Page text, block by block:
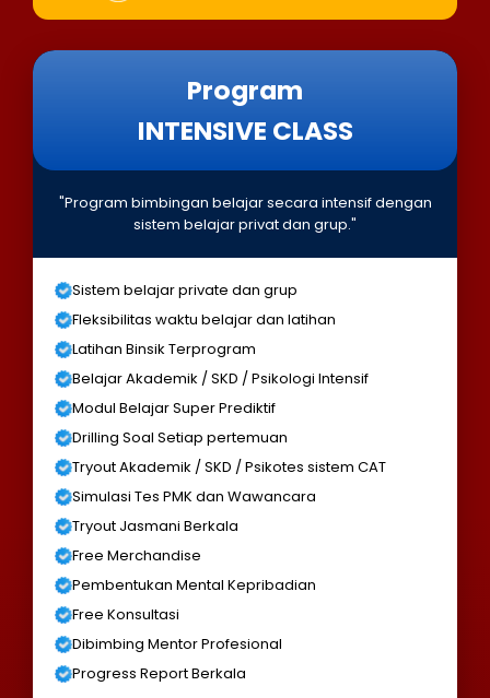
Program
INTENSIVE CLASS
"Program bimbingan belajar secara intensif dengan
sistem belajar privat dan grup."
Sistem belajar private dan grup
Fleksibilitas waktu belajar dan latihan
Latihan Binsik Terprogram
Belajar Akademik / SKD / Psikologi Intensif
Modul Belajar Super Prediktif
Drilling Soal Setiap pertemuan
Tryout Akademik / SKD / Psikotes sistem CAT
Simulasi Tes PMK dan Wawancara
Tryout Jasmani Berkala
Free Merchandise
Pembentukan Mental Kepribadian
Free Konsultasi
Dibimbing Mentor Profesional
Progress Report Berkala